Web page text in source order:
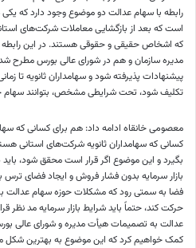
رابطه با سهام عدالت دو موضوع وجود دارد که
است که بعد از بازگشایی معاملات شرکت‌های
که اشخاص حقیقی و حقوقی هستند. در این
مدیره سازمان و هم در شورای عالی بورس مطرح
پیشنهادات پذیرفته شود و سهامداران ثانویه تا
تکلیف شود، تحت شرایطی مشخص، بتوانند سهام
معصومی خانقاه ادامه داد: هم برای کسانی که
کسانی که سهامداران ثانویه شرکت‌های استانی
بگیرد و این موضوع اگر قرار است محقق شود،
بازار سرمایه بدون فشار فروش و ایجاد فضای ترس
فضا به سمتی رود که مشکلات حوزه سهام عدالت
حرکت کند، حتماً باید شرایط بازار سرمایه مد نظر
عدالت به تصمیمات هیأت مدیره و شورای عالی
کمک خواهیم کرد که این موضوع به بهترین